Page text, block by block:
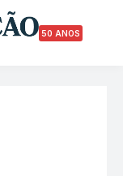
50 ANOS